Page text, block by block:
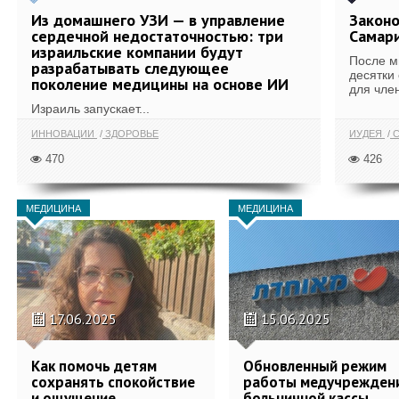
Из домашнего УЗИ — в управление
сердечной недостаточностью: три
израильские компании будут
разрабатывать следующее
поколение медицины на основе ИИ
Израиль запускает...
ИННОВАЦИИ ЗДОРОВЬЕ
470
После
для
ИУДЕЯ
426
МЕДИЦИНА
17.06.2025
Как помочь детям
сохранять спокойствие
МЕДИЦИНА
15.06.2025
Обновленный режим
работы